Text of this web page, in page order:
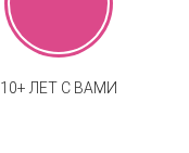
10+ ЛЕТ С ВАМИ